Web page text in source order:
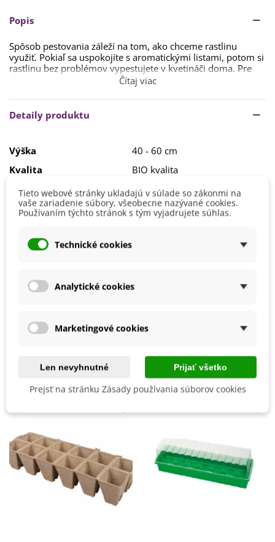
Popis
Spôsob pestovania záleží na tom, ako chceme rastlinu
využiť. Pokiaľ sa uspokojíte s aromatickými listami, potom si
rastlinu bez problémov vypestujete v kvetináči doma. Pre
zber semien už budete potrebovať vonkajší záhon.
Koriander sa vysievav druhej polovici mája priamo na
záhon.Možno si ho i
predpestovať ako sadenicu od marca
do apríla. Pre urýchlenie klíčenia môžete semená namočiť
Doba klíčenia sa pohybuje okolo
2 - 3 týždňov
Bylinke sa bude dariť
na úplnom slnku, prípadne v
polotieni, v priepustnej, zásaditej a výživnej pôde.
je dôležitá pravidelná závlaha. Rastlina neznáša mráz, takže
ju pestujte ideálne ako klasickú letničku.
Listy sa zbierajú pomerne skoro, semená až približne
a potom sa sušia.
Čítaj viac
Detaily produktu
Výška
40 - 60 cm
Kvalita
BIO kvalita
Pestovanie
V exteriéri - vonku
V interiéri - dnu
Stanovisko
Slnečné
Výsev/výsadba
Mrazuvzdornosť
Nie
BIO Kvalita
Áno
Mohli byste ešte potrebovať
Tieto webové stránky ukladajú v súlade so zákonmi na
vaše zariadenie súbory, všeobecne nazývané cookies.
Používaním týchto stránok s tým vyjadrujete súhlas.
Technické cookies
Analytické cookies
Marketingové cookies
Len nevyhnutné Prijať všetko
Prejsť na stránku Zásady používania súborov cookies